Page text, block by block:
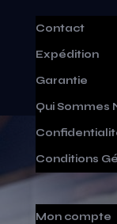
Contact
Expédition
Garantie
Qui Sommes
Conditions
Mon compte